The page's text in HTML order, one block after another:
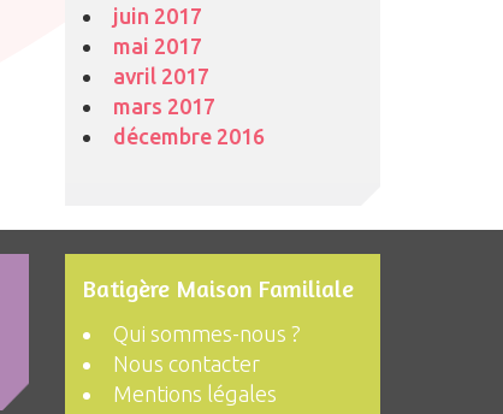
juin 2017
mai 2017
avril 2017
mars 2017
décembre 2016
Batigère Maison Familiale
Qui sommes-nous ?
Nous contacter
Mentions légales